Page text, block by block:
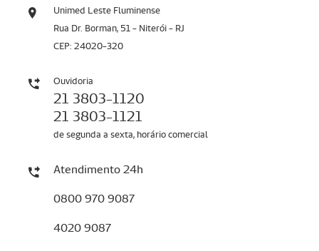
Unimed Leste Fluminense
Rua Dr. Borman, 51 - Niterói - RJ
CEP: 24020-320
Ouvidoria
21 3803-1120
21 3803-1121
de segunda a sexta, horário comercial
Atendimento 24h
0800 970 9087
4020 9087